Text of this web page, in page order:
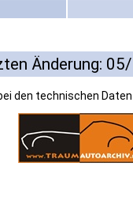
Änderung:
den technischen